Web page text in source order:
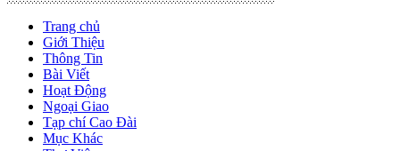
Trang chủ
Giới Thiệu
Thông Tin
Bài Viết
Hoạt Động
Ngoại Giao
Tạp chí Cao Đài
Mục Khác